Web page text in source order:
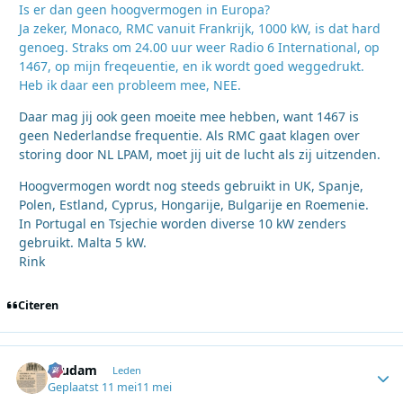
Is er dan geen hoogvermogen in Europa?
Ja zeker, Monaco, RMC vanuit Frankrijk, 1000 kW, is dat hard
genoeg. Straks om 24.00 uur weer Radio 6 International, op
1467, op mijn freqeuentie, en ik wordt goed weggedrukt.
Heb ik daar een probleem mee, NEE.
Daar mag jij ook geen moeite mee hebben, want 1467 is
geen Nederlandse frequentie. Als RMC gaat klagen over
storing door NL LPAM, moet jij uit de lucht als zij uitzenden.
Hoogvermogen wordt nog steeds gebruikt in UK, Spanje,
Polen, Estland, Cyprus, Hongarije, Bulgarije en Roemenie.
In Portugal en Tsjechie worden diverse 10 kW zenders
gebruikt. Malta 5 kW.
Rink
Citeren
ruudam Leden
Geplaatst 11 mei11 mei